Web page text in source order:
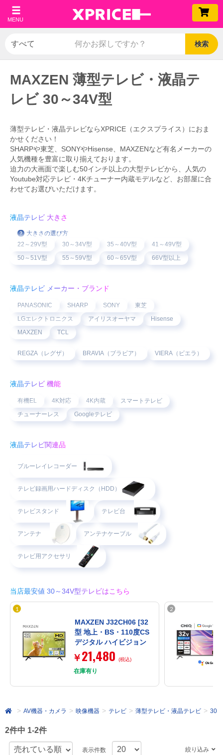
MENU
検索
MAXZEN 薄型テレビ・液晶テ
レビ 30～34V型
薄型テレビ・液晶テレビならXPRICE（エクスプライス）におま
かせください！
SHARPや東芝、SONYやHisense、MAXZENなど有名メーカーの
人気機種を豊富に取り揃えております。
迫力の大画面で楽しむ50インチ以上の大型テレビから、人気の
Youtube対応テレビ・4Kチューナー内蔵モデルなど、お部屋に合
わせてお選びいただけます。
液晶テレビ 大きさ
大きさの選び方
22～29V型
30～34V型 35～40V型
41～49V型
50～51V型
55～59V型 60～65V型 66V型以上
液晶テレビ メーカー・ブランド
PANASONIC SHARP SONY
東芝
LGエレクトロニクス
アイリスオーヤマ
Hisense
MAXZEN
TCL
REGZA（レグザ） BRAVIA（ブラビア） VIERA（ビエラ）
液晶テレビ 機能
有機EL 4K対応 4K内蔵
スマートテレビ
チューナーレス
Googleテレビ
液晶テレビ関連品
ブルーレイレコーダー
テレビ録画用ハードディスク（HDD）
テレビスタンド テレビ台
アンテナ アンテナケーブル
テレビ用アクセサリ
当店最安値 30～34V型テレビはこちら
MAXZEN J32CH06 [32
型 地上・BS・110度CS
デジタル ハイビジョン
液晶テレビ]
￥21,480 (税込)
在庫有り
AV機器・カメラ 映像機器 テレビ 薄型テレビ・液晶テレビ 30
2件中 1-2件
表示件数 絞り込み